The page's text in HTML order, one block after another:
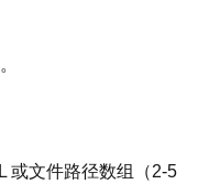
或文件路径数组（2-5